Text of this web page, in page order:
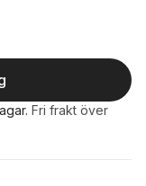
. Fri frakt över